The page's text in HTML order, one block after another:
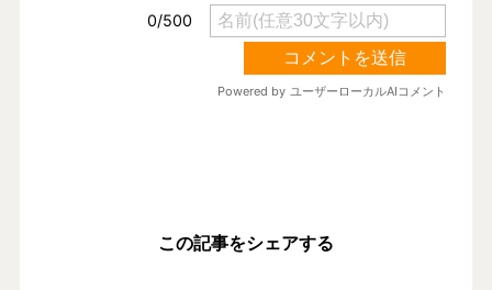
この記事をシェアする